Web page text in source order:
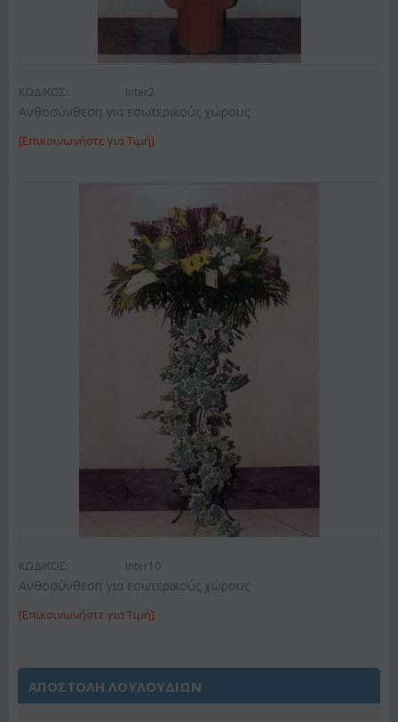
ΚΩΔΙΚΟΣ: Inter2
Ανθοσύνθεση για εσωτερικούς χώρους
[Επικοινωνήστε για Τιμή]
ΚΩΔΙΚΟΣ: Inter10
Ανθοσύνθεση για εσωτερικούς χώρους
[Επικοινωνήστε για Τιμή]
ΑΠΟΣΤΟΛΗ ΛΟΥΛΟΥΔΙΩΝ